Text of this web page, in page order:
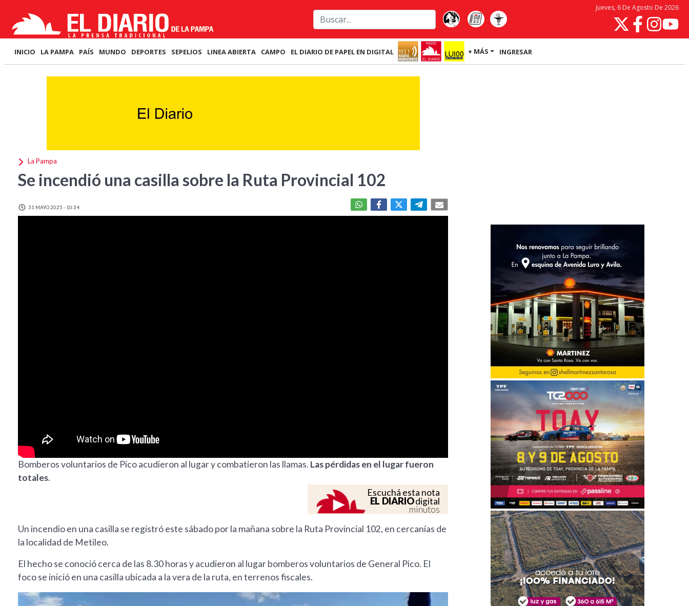
Jueves, 6 De Agosto De 2026
INICIO LA PAMPA PAÍS MUNDO DEPORTES SEPELIOS LINEA ABIERTA CAMPO EL DIARIO DE PAPEL EN DIGITAL + MÁS INGRESAR
La Pampa
Se incendió una casilla sobre la Ruta Provincial 102
31 MAYO 2025 - 10:34
Bomberos voluntarios de Pico acudieron al lugar y combatieron las llamas. Las pérdidas en el lugar fueron
totales.
Escuchá esta nota
EL DIARIOdigital
minutos
Un incendio en una casilla se registró este sábado por la mañana sobre la Ruta Provincial 102, en cercanías de
la localidad de Metileo.
El hecho se conoció cerca de las 8.30 horas y acudieron al lugar bomberos voluntarios de General Pico. El
foco se inició en una casilla ubicada a la vera de la ruta, en terrenos fiscales.